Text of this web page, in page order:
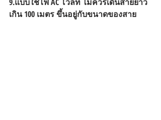
เกิน 100 เมตร ขึ้นอยู่กับขนาดของสาย